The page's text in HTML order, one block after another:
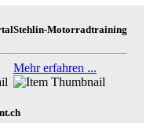
Stehlin-Motorradtraining
Mehr erfahren ...